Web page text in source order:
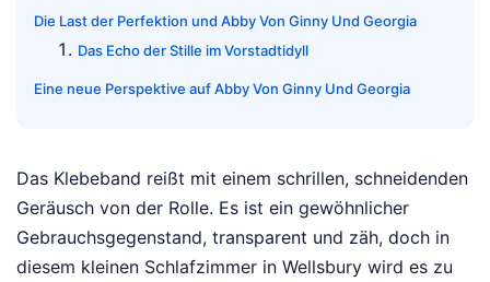
Die Last der Perfektion und Abby Von Ginny Und Georgia
Das Echo der Stille im Vorstadtidyll
Eine neue Perspektive auf Abby Von Ginny Und Georgia
Das Klebeband reißt mit einem schrillen, schneidenden
Geräusch von der Rolle. Es ist ein gewöhnlicher
Gebrauchsgegenstand, transparent und zäh, doch in
diesem kleinen Schlafzimmer in Wellsbury wird es zu